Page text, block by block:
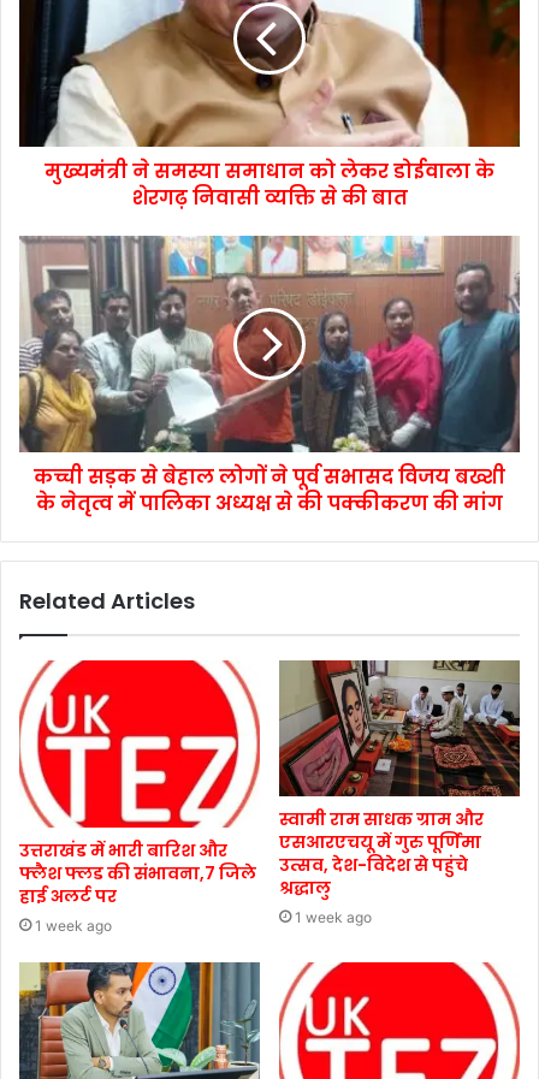
मुख्यमंत्री ने समस्या समाधान को लेकर डोईवाला के
शेरगढ़ निवासी व्यक्ति से की बात
कच्ची सड़क से बेहाल लोगों ने पूर्व सभासद विजय बख्शी
के नेतृत्व में पालिका अध्यक्ष से की पक्कीकरण की मांग
Related Articles
उत्तराखंड में भारी बारिश और
फ्लैश फ्लड की संभावना,7 जिले
हाई अलर्ट पर
1 week ago
स्वामी राम साधक ग्राम और
एसआरएचयू में गुरु पूर्णिमा
उत्सव, देश-विदेश से पहुंचे
श्रद्धालु
1 week ago